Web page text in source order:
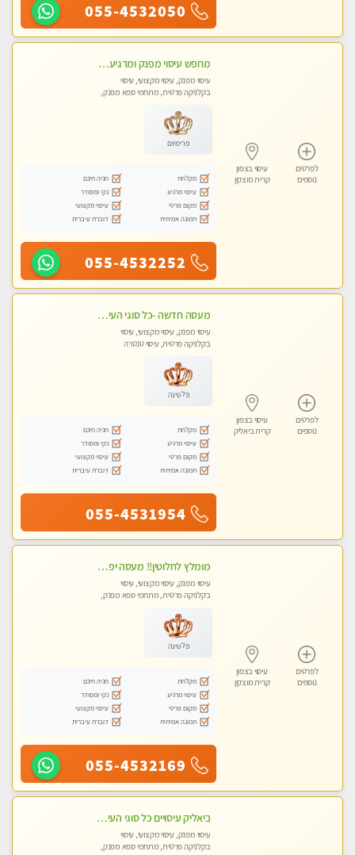
055-4532050
לפרטים
נוספים
עיסוי בצפון
קרית מוצקין
מחפש עיסוי מפנק ומרגיע? בוא להכיר את הצוות המעסות החדשות שלנו. מקום מושלם !
עיסוי מפנק, עיסוי מקצועי, עיסוי
בקלניקה פרטית, מתחמי ספא מפנק,
פרימיום
מקלחת
חניה חינם
עיסוי מרגיע
נקי ומסודר
מקום פרטי
עיסוי מקצועי
תמונה אמיתית
דוברת עיברית
055-4532252
לפרטים
נוספים
עיסוי בצפון
קרית ביאליק
מעסה חדשה -כל סוגי העיסויים מעסה מקצועית ואיכותית פרטי!!!מומלץ לחלוטין!!
עיסוי מפנק, עיסוי מקצועי, עיסוי
בקלניקה פרטית, עיסוי טנטרה
פלטינה
מקלחת
חניה חינם
עיסוי מרגיע
נקי ומסודר
מקום פרטי
עיסוי מקצועי
תמונה אמיתית
דוברת עיברית
055-4531954
לפרטים
נוספים
עיסוי בצפון
קרית מוצקין
מומלץ לחלוטין!! מעסה יפה איכותית מקצועית ומפנקת מאוד.פרטי.מומלץ בחום.
עיסוי מפנק, עיסוי מקצועי, עיסוי
בקלניקה פרטית, מתחמי ספא מפנק,
פלטינה
מקלחת
חניה חינם
עיסוי מרגיע
נקי ומסודר
מקום פרטי
עיסוי מקצועי
תמונה אמיתית
דוברת עיברית
055-4532169
ביאליק עיסויים כל סוגי העיסויים מעסה מקצועית ואיכותית פרטי!!!מומלץ לחלוטין!!
עיסוי מפנק, עיסוי מקצועי, עיסוי
בקלניקה פרטית, מתחמי ספא מפנק,